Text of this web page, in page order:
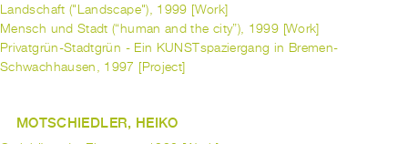
Landschaft ("Landscape"), 1999 [Work]
Mensch und Stadt (“human and the city”), 1999 [Work]
Privatgrün-Stadtgrün - Ein KUNSTspaziergang in Bremen-
Schwachhausen, 1997 [Project]
MOTSCHIEDLER, HEIKO